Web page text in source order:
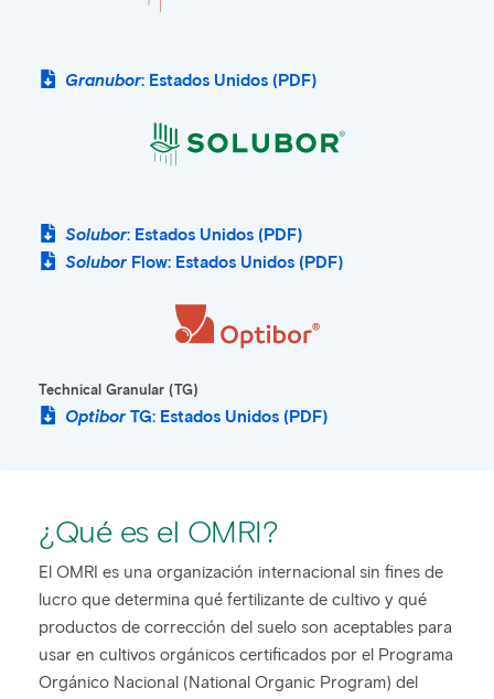
Granubor: Estados Unidos (PDF)
Solubor: Estados Unidos (PDF)
Solubor Flow: Estados Unidos (PDF)
Technical Granular (TG)
Optibor TG: Estados Unidos (PDF)
¿Qué es el OMRI?
El OMRI es una organización internacional sin fines de
lucro que determina qué fertilizante de cultivo y qué
productos de corrección del suelo son aceptables para
usar en cultivos orgánicos certificados por el Programa
Orgánico Nacional (National Organic Program) del